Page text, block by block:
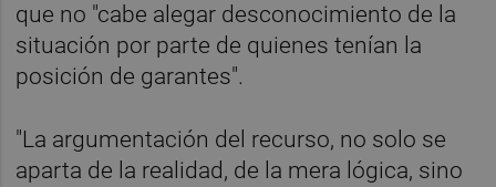
que no "cabe alegar desconocimiento de la
situación por parte de quienes tenían la
posición de garantes".
"La argumentación del recurso, no solo se
aparta de la realidad, de la mera lógica, sino